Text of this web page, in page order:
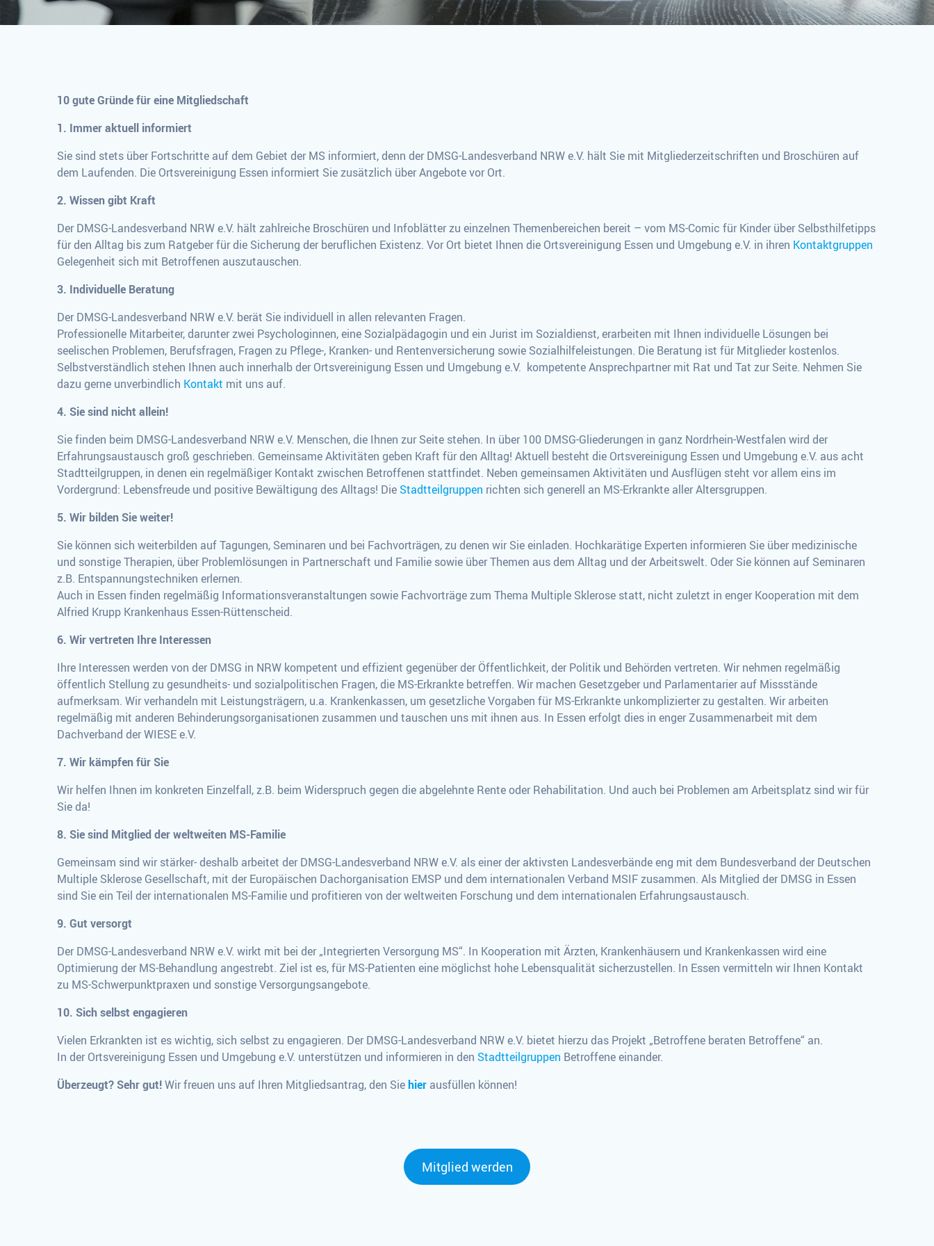
10 gute Gründe für eine Mitgliedschaft
1. Immer aktuell informiert
Sie sind stets über Fortschritte auf dem Gebiet der MS informiert, denn der DMSG-Landesverband NRW e.V. hält Sie mit Mitgliederzeitschriften und Broschüren auf
dem Laufenden. Die Ortsvereinigung Essen informiert Sie zusätzlich über Angebote vor Ort.
2. Wissen gibt Kraft
Der DMSG-Landesverband NRW e.V. hält zahlreiche Broschüren und Infoblätter zu einzelnen Themenbereichen bereit – vom MS-Comic für Kinder über Selbsthilfetipps
für den Alltag bis zum Ratgeber für die Sicherung der beruflichen Existenz. Vor Ort bietet Ihnen die Ortsvereinigung Essen und Umgebung e.V. in ihren Kontaktgruppen
Gelegenheit sich mit Betroffenen auszutauschen.
3. Individuelle Beratung
Der DMSG-Landesverband NRW e.V. berät Sie individuell in allen relevanten Fragen.
Professionelle Mitarbeiter, darunter zwei Psychologinnen, eine Sozialpädagogin und ein Jurist im Sozialdienst, erarbeiten mit Ihnen individuelle Lösungen bei
seelischen Problemen, Berufsfragen, Fragen zu Pflege-, Kranken- und Rentenversicherung sowie Sozialhilfeleistungen. Die Beratung ist für Mitglieder kostenlos.
Selbstverständlich stehen Ihnen auch innerhalb der Ortsvereinigung Essen und Umgebung e.V. kompetente Ansprechpartner mit Rat und Tat zur Seite. Nehmen Sie
dazu gerne unverbindlich Kontakt mit uns auf.
4. Sie sind nicht allein!
Sie finden beim DMSG-Landesverband NRW e.V. Menschen, die Ihnen zur Seite stehen. In über 100 DMSG-Gliederungen in ganz Nordrhein-Westfalen wird der
Erfahrungsaustausch groß geschrieben. Gemeinsame Aktivitäten geben Kraft für den Alltag! Aktuell besteht die Ortsvereinigung Essen und Umgebung e.V. aus acht
Stadtteilgruppen, in denen ein regelmäßiger Kontakt zwischen Betroffenen stattfindet. Neben gemeinsamen Aktivitäten und Ausflügen steht vor allem eins im
Vordergrund: Lebensfreude und positive Bewältigung des Alltags! Die Stadtteilgruppen richten sich generell an MS-Erkrankte aller Altersgruppen.
5. Wir bilden Sie weiter!
Sie können sich weiterbilden auf Tagungen, Seminaren und bei Fachvorträgen, zu denen wir Sie einladen. Hochkarätige Experten informieren Sie über medizinische
und sonstige Therapien, über Problemlösungen in Partnerschaft und Familie sowie über Themen aus dem Alltag und der Arbeitswelt. Oder Sie können auf Seminaren
z.B. Entspannungstechniken erlernen.
Auch in Essen finden regelmäßig Informationsveranstaltungen sowie Fachvorträge zum Thema Multiple Sklerose statt, nicht zuletzt in enger Kooperation mit dem
Alfried Krupp Krankenhaus Essen-Rüttenscheid.
6. Wir vertreten Ihre Interessen
Ihre Interessen werden von der DMSG in NRW kompetent und effizient gegenüber der Öffentlichkeit, der Politik und Behörden vertreten. Wir nehmen regelmäßig
öffentlich Stellung zu gesundheits- und sozialpolitischen Fragen, die MS-Erkrankte betreffen. Wir machen Gesetzgeber und Parlamentarier auf Missstände
aufmerksam. Wir verhandeln mit Leistungsträgern, u.a. Krankenkassen, um gesetzliche Vorgaben für MS-Erkrankte unkomplizierter zu gestalten. Wir arbeiten
regelmäßig mit anderen Behinderungsorganisationen zusammen und tauschen uns mit ihnen aus. In Essen erfolgt dies in enger Zusammenarbeit mit dem
Dachverband der WIESE e.V.
7. Wir kämpfen für Sie
Wir helfen Ihnen im konkreten Einzelfall, z.B. beim Widerspruch gegen die abgelehnte Rente oder Rehabilitation. Und auch bei Problemen am Arbeitsplatz sind wir für
Sie da!
8. Sie sind Mitglied der weltweiten MS-Familie
Gemeinsam sind wir stärker- deshalb arbeitet der DMSG-Landesverband NRW e.V. als einer der aktivsten Landesverbände eng mit dem Bundesverband der Deutschen
Multiple Sklerose Gesellschaft, mit der Europäischen Dachorganisation EMSP und dem internationalen Verband MSIF zusammen. Als Mitglied der DMSG in Essen
sind Sie ein Teil der internationalen MS-Familie und profitieren von der weltweiten Forschung und dem internationalen Erfahrungsaustausch.
9. Gut versorgt
Der DMSG-Landesverband NRW e.V. wirkt mit bei der „Integrierten Versorgung MS“. In Kooperation mit Ärzten, Krankenhäusern und Krankenkassen wird eine
Optimierung der MS-Behandlung angestrebt. Ziel ist es, für MS-Patienten eine möglichst hohe Lebensqualität sicherzustellen. In Essen vermitteln wir Ihnen Kontakt
zu MS-Schwerpunktpraxen und sonstige Versorgungsangebote.
10. Sich selbst engagieren
Vielen Erkrankten ist es wichtig, sich selbst zu engagieren. Der DMSG-Landesverband NRW e.V. bietet hierzu das Projekt „Betroffene beraten Betroffene“ an.
In der Ortsvereinigung Essen und Umgebung e.V. unterstützen und informieren in den Stadtteilgruppen Betroffene einander.
Überzeugt? Sehr gut!Wir freuen uns auf Ihren Mitgliedsantrag, den Siehier ausfüllen können!
Mitglied werden